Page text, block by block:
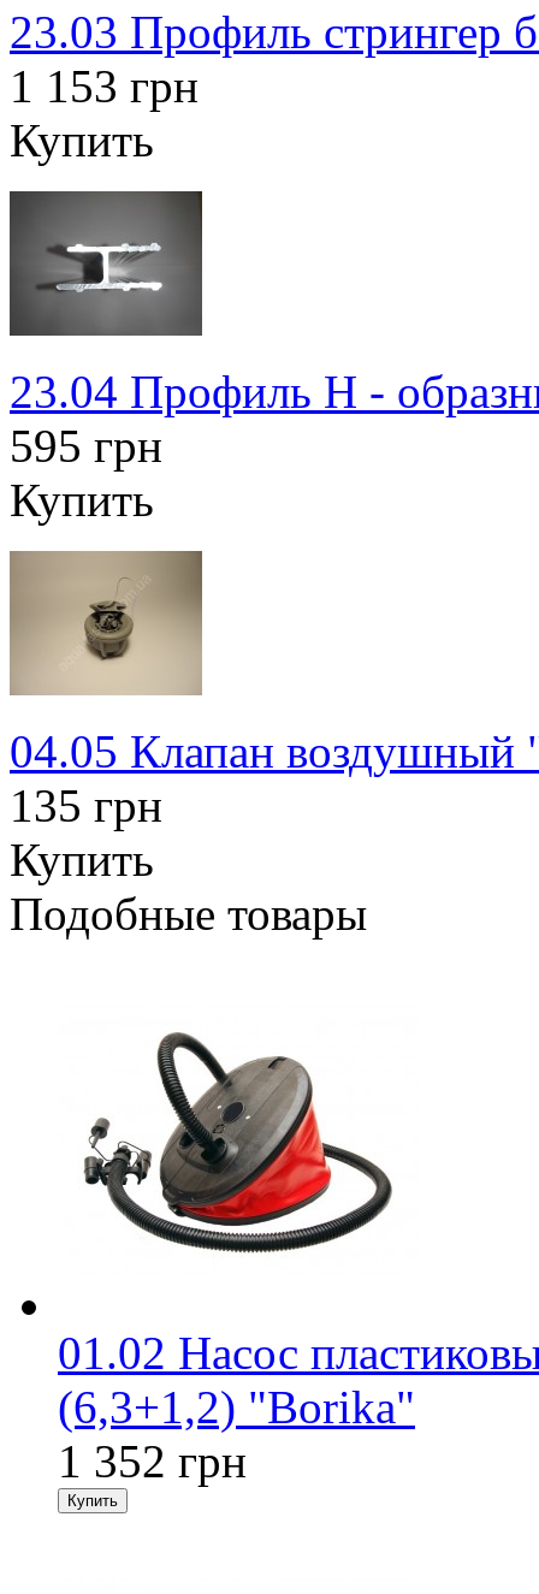
23.03 Профиль стрингер
1 153 грн
Купить
23.04 Профиль Н -
595 грн
Купить
04.05 Клапан воздушный
135 грн
Купить
Подобные товары
01.02 Насос
(6,3+1,2) "Borika"
1 352 грн